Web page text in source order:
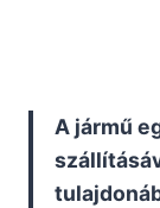
A jármű